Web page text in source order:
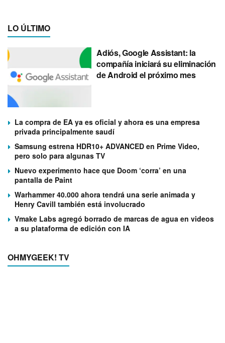
LO ÚLTIMO
Adiós, Google Assistant: la
compañía iniciará su eliminación
de Android el próximo mes
La compra de EA ya es oficial y ahora es una empresa
privada principalmente saudí
Samsung estrena HDR10+ ADVANCED en Prime Video,
pero solo para algunas TV
Nuevo experimento hace que Doom ‘corra’ en una
pantalla de Paint
Warhammer 40.000 ahora tendrá una serie animada y
Henry Cavill también está involucrado
Vmake Labs agregó borrado de marcas de agua en videos
a su plataforma de edición con IA
OHMYGEEK! TV